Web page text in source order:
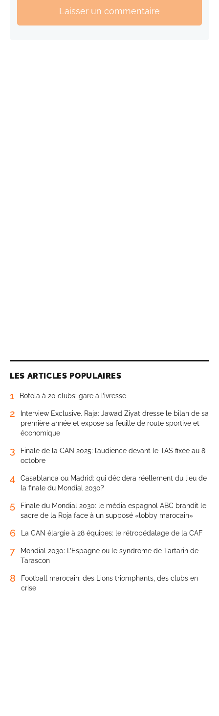
Laisser un commentaire
LES ARTICLES POPULAIRES
1 Botola à 20 clubs: gare à l’ivresse
2
Interview Exclusive. Raja: Jawad Ziyat dresse le bilan de sa
première année et expose sa feuille de route sportive et
économique
3
Finale de la CAN 2025: l’audience devant le TAS fixée au 8
octobre
4
Casablanca ou Madrid: qui décidera réellement du lieu de
la finale du Mondial 2030?
5
Finale du Mondial 2030: le média espagnol ABC brandit le
sacre de la Roja face à un supposé «lobby marocain»
6 La CAN élargie à 28 équipes: le rétropédalage de la CAF
7
Mondial 2030: L’Espagne ou le syndrome de Tartarin de
Tarascon
8
Football marocain: des Lions triomphants, des clubs en
crise